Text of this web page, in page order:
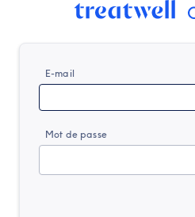
E-mail
Mot de passe